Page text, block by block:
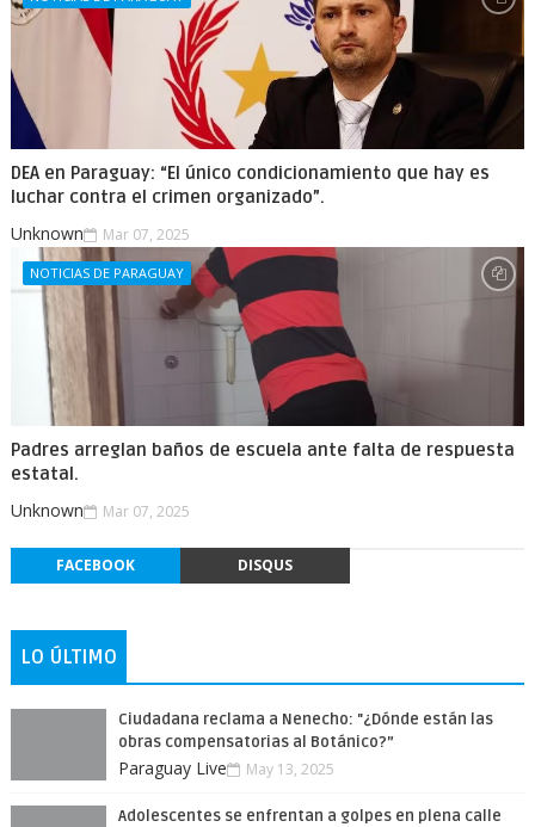
DEA en Paraguay: “El único condicionamiento que hay es
luchar contra el crimen organizado”.
Unknown Mar 07, 2025
NOTICIAS DE PARAGUAY
Padres arreglan baños de escuela ante falta de respuesta
estatal.
Unknown Mar 07, 2025
FACEBOOK DISQUS
LO ÚLTIMO
Ciudadana reclama a Nenecho: "¿Dónde están las
obras compensatorias al Botánico?”
Paraguay Live May 13, 2025
Adolescentes se enfrentan a golpes en plena calle